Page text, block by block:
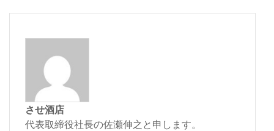
させ酒店
代表取締役社長の佐瀬伸之と申します。